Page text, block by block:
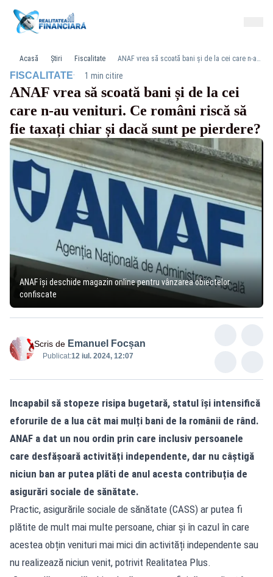
Acasă Știri Fiscalitate ANAF vrea să scoată bani și de la cei care n-au venituri. Ce români riscă să fie taxați chiar și dacă sunt pe pierdere?
FISCALITATE· 1 min citire
ANAF vrea să scoată bani și de la cei
care n-au venituri. Ce români riscă să
fie taxați chiar și dacă sunt pe pierdere?
ANAF își deschide magazin online pentru vânzarea obiectelor
confiscate
Scris de Emanuel Focșan
Publicat:12 iul. 2024, 12:07
Incapabil să stopeze risipa bugetară, statul își intensifică
eforurile de a lua cât mai mulți bani de la românii de rând.
ANAF a dat un nou ordin prin care inclusiv persoanele
care desfășoară activități independente, dar nu câștigă
niciun ban ar putea plăti de anul acesta contribuția de
asigurări sociale de sănătate.
Practic, asigurările sociale de sănătate (CASS) ar putea fi
plătite de mult mai multe persoane, chiar și în cazul în care
acestea obțin venituri mai mici din activități independente sau
nu realizează niciun venit, potrivit Realitatea Plus.